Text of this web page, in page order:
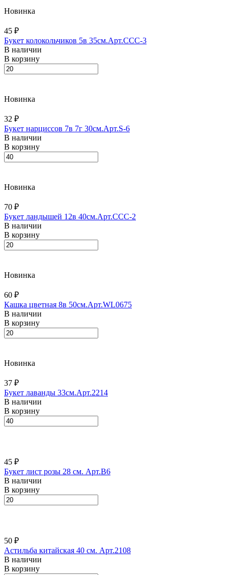
Новинка
45 ₽
Букет колокольчиков 5в 35см.Арт.CCC-3
В наличии
В корзину
Новинка
32 ₽
Букет нарциссов 7в 7г 30см.Арт.S-6
В наличии
В корзину
Новинка
70 ₽
Букет ландышей 12в 40см.Арт.ССС-2
В наличии
В корзину
Новинка
60 ₽
Кашка цветная 8в 50см.Арт.WL0675
В наличии
В корзину
Новинка
37 ₽
Букет лаванды 33см.Арт.2214
В наличии
В корзину
45 ₽
Букет лист розы 28 см. Арт.B6
В наличии
В корзину
50 ₽
Астильба китайская 40 см. Арт.2108
В наличии
В корзину